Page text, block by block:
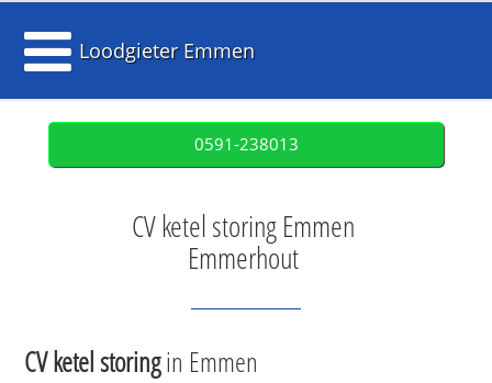
Loodgieter Emmen
0591-238013
CV ketel storing Emmen
Emmerhout
CV ketel storingin Emmen